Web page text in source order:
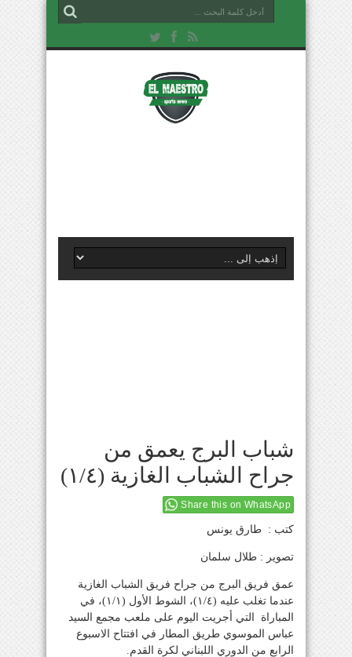
شباب البرج يعمق من
جراح الشباب الغازية (١/٤)
Share this on WhatsApp
كتب : طارق يونس
تصوير : طلال سلمان
عمق فريق البرج من جراح فريق الشباب الغازية
عندما تغلب عليه (١/٤)، الشوط الأول (١/١)، في
المباراة التي أجريت اليوم على ملعب مجمع السيد
عباس الموسوي طريق المطار في افتتاح الاسبوع
الرابع من الدوري اللبناني لكرة القدم.